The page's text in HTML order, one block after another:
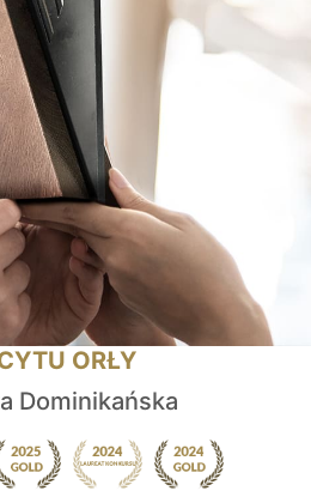
ORŁY
Dominikańska